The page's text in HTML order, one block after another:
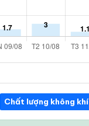
Chất lượng không khí